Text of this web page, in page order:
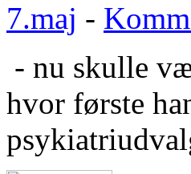
7.maj -
- nu skulle
hvor første